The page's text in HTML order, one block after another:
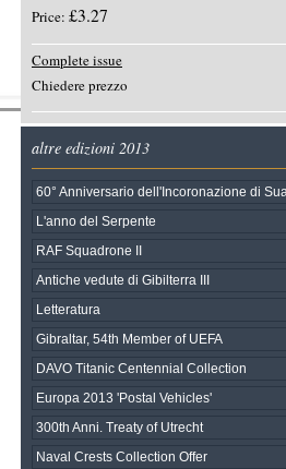
Price: £3.27
Complete issue
Chiedere prezzo
altre edizioni 2013
60° Anniversario dell'Incoronazione di
L'anno del Serpente
RAF Squadrone II
Antiche vedute di Gibilterra III
Letteratura
Gibraltar, 54th Member of UEFA
DAVO Titanic Centennial Collection
Europa 2013 'Postal Vehicles'
300th Anni. Treaty of Utrecht
Naval Crests Collection Offer